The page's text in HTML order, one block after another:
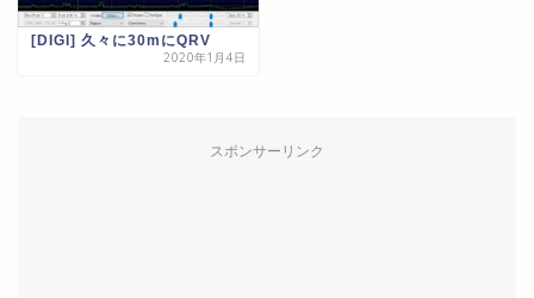
[DIGI] 久々に30mにQRV
2020年1月4日
スポンサーリンク